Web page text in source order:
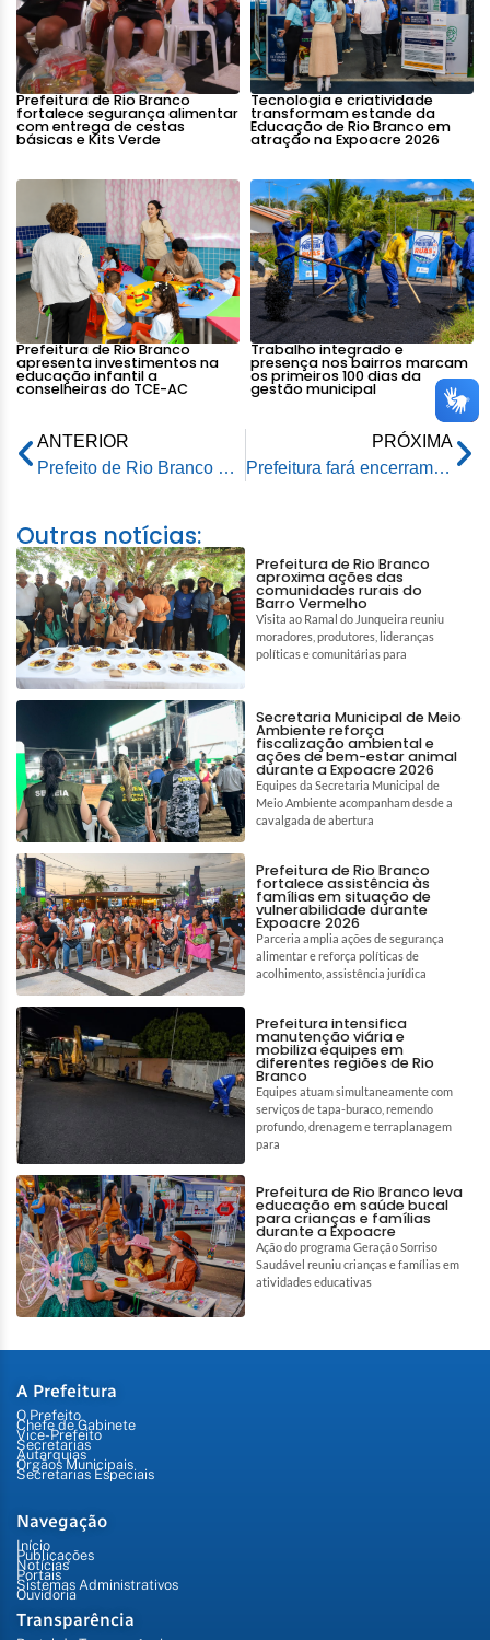
Prefeitura de Rio Branco
fortalece segurança alimentar
com entrega de cestas
básicas e Kits Verde
Tecnologia e criatividade
transformam estande da
Educação de Rio Branco em
atração na Expoacre 2026
Prefeitura de Rio Branco
apresenta investimentos na
educação infantil a
conselheiras do TCE-AC
Trabalho integrado e
presença nos bairros marcam
os primeiros 100 dias da
gestão municipal
ANTERIOR
Prefeito de Rio Branco participa de workshop promovido pelo Calha Norte e Amac
PRÓXIMA
Prefeitura fará encerramento do Maio Amarelo com motociata no próximo sábado
Outras notícias:
Prefeitura de Rio Branco
aproxima ações das
comunidades rurais do
Barro Vermelho
Visita ao Ramal do Junqueira reuniu
moradores, produtores, lideranças
políticas e comunitárias para
Secretaria Municipal de Meio
Ambiente reforça
fiscalização ambiental e
ações de bem-estar animal
durante a Expoacre 2026
Equipes da Secretaria Municipal de
Meio Ambiente acompanham desde a
cavalgada de abertura
Prefeitura de Rio Branco
fortalece assistência às
famílias em situação de
vulnerabilidade durante
Expoacre 2026
Parceria amplia ações de segurança
alimentar e reforça políticas de
acolhimento, assistência jurídica
Prefeitura intensifica
manutenção viária e
mobiliza equipes em
diferentes regiões de Rio
Branco
Equipes atuam simultaneamente com
serviços de tapa-buraco, remendo
profundo, drenagem e terraplanagem
para
Prefeitura de Rio Branco leva
educação em saúde bucal
para crianças e famílias
durante a Expoacre
Ação do programa Geração Sorriso
Saudável reuniu crianças e famílias em
atividades educativas
A Prefeitura
O Prefeito
Chefe de Gabinete
Vice-Prefeito
Secretarias
Autarquias
Órgãos Municipais
Secretarias Especiais
Navegação
Início
Publicações
Notícias
Portais
Sistemas Administrativos
Ouvidoria
Transparência